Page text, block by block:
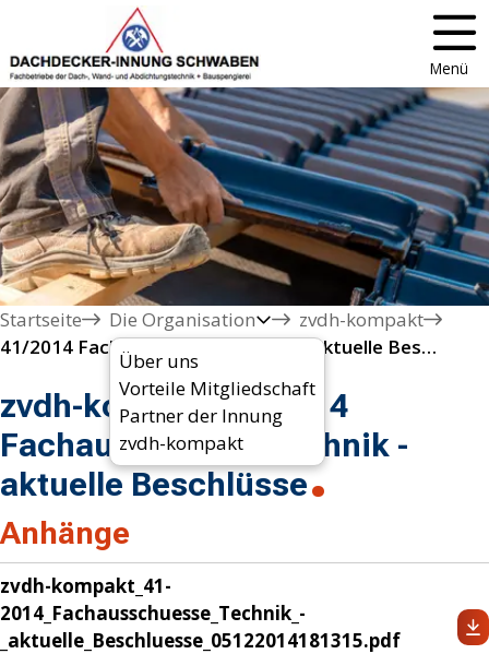
Menü
Startseite
Die Organisation
Über uns
Vorteile Mitgliedschaft
Partner der Innung
zvdh-kompakt
zvdh-kompakt
41/2014 Fachausschüsse Technik - aktuelle Beschlüsse
zvdh-kompakt 41/2014
Fachausschüsse Technik -
aktuelle Beschlüsse
Anhänge
zvdh-kompakt_41-
2014_Fachausschuesse_Technik_-
_aktuelle_Beschluesse_05122014181315.pdf